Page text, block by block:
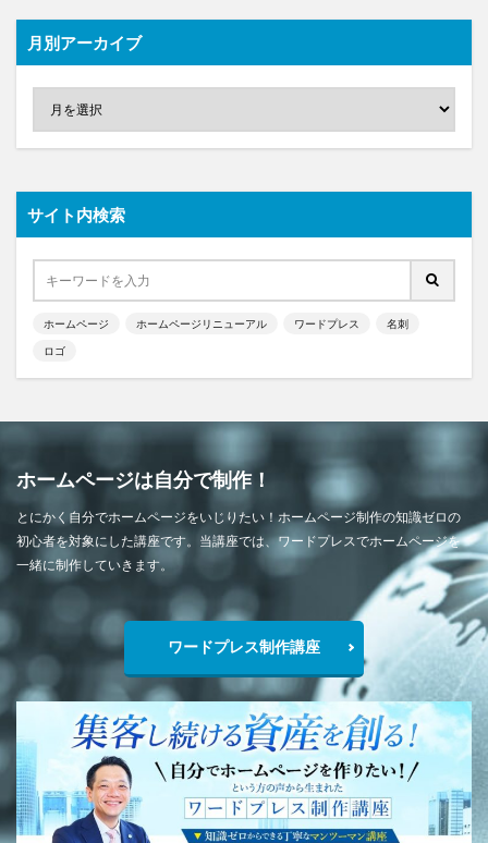
月別アーカイブ
サイト内検索
ホームページ ホームページリニューアル ワードプレス 名刺
ロゴ
ホームページは自分で制作！
とにかく自分でホームページをいじりたい！ホームページ制作の知識ゼロの
初心者を対象にした講座です。当講座では、ワードプレスでホームページを
一緒に制作していきます。
ワードプレス制作講座